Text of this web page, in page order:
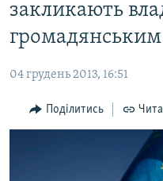
матеріалу
до
основної
навігації
Перейти
до
БЛОГИ
ПОГЛЯД
закликають
громадянським
04 грудень 2013, 16:51
Поділитись